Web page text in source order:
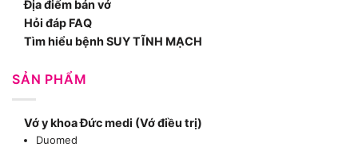
Địa điểm bán vớ
Hỏi đáp FAQ
Tìm hiểu bệnh SUY TĨNH MẠCH
SẢN PHẨM
Vớ y khoa Đức medi (Vớ điều trị)
Duomed